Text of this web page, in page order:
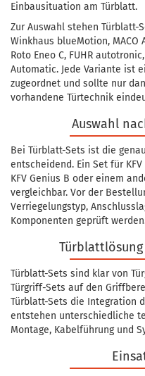
Einbausituation am Türblatt.
Zur Auswahl stehen Türblatt-
Winkhaus blueMotion, MACO
Roto Eneo C, FUHR
Automatic. Jede Variante ist
zugeordnet und sollte nur
vorhandene Türtechnik
Auswahl
Bei Türblatt-Sets ist die
entscheidend. Ein Set für
KFV Genius B oder einem
vergleichbar. Vor der
Verriegelungstyp,
Komponenten geprüft
Türblatt-Sets sind klar von
Türgriff-Sets auf den
Türblatt-Sets die Integration
entstehen unterschiedliche
Montage, Kabelführung und